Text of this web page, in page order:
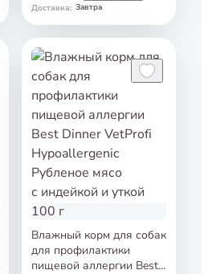
Доставка: Завтра
Влажный корм для собак
для профилактики
пищевой аллергии Best